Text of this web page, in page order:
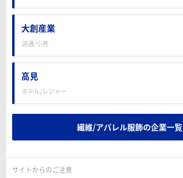
大創産業
流通/小売
高見
ホテル/レジャー
繊維/アパレル服飾の企業一覧
サイトからのご注意